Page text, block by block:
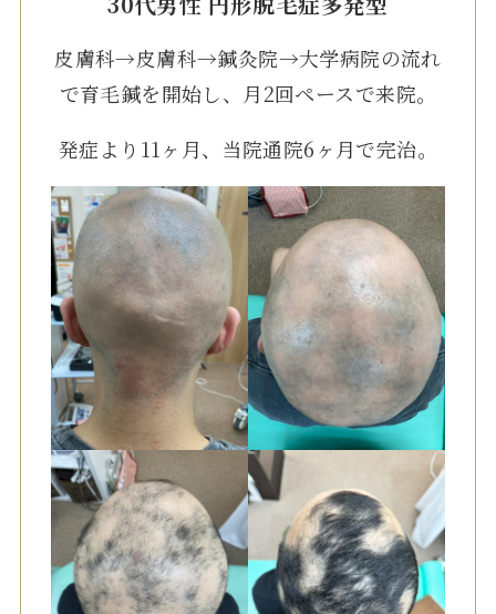
皮膚科→皮膚科→鍼灸院→大学病院の流れ
で育毛鍼を開始し、月2回ペースで来院。
発症より11ヶ月、当院通院6ヶ月で完治。